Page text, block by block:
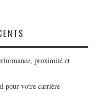
proximité et
pour votre carrière